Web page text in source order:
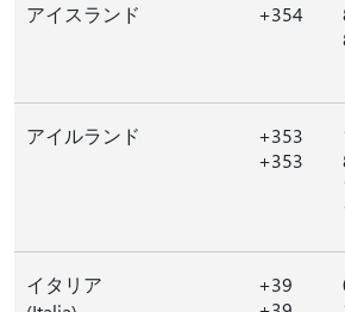
アイスランド +354
アイルランド
+353
+353
イタリア
+39